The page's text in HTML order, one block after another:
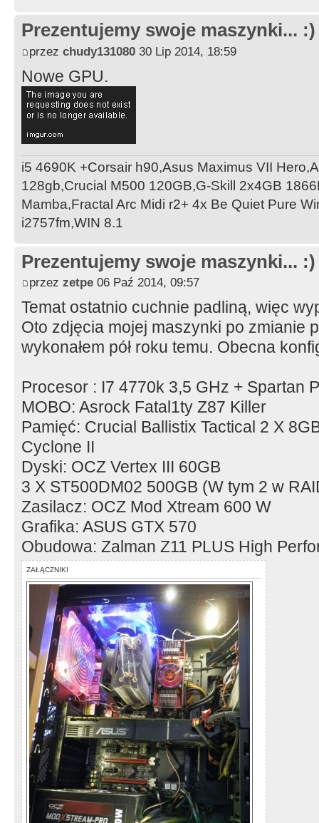
Prezentujemy swoje maszynki... :)
przez chudy131080 30 Lip 2014, 18:59
Nowe GPU.
i5 4690K +Corsair h90,Asus Maximus VII
128gb,Crucial M500 120GB,G-Skill 2x4GB
Mamba,Fractal Arc Midi r2+ 4x Be Quiet Pure
i2757fm,WIN 8.1
Prezentujemy swoje maszynki... :)
przez zetpe 06 Paź 2014, 09:57
Temat ostatnio cuchnie padliną, więc
Oto zdjęcia mojej maszynki po zmianie
wykonałem pół roku temu. Obecna
Procesor : I7 4770k 3,5 GHz + Spartan
MOBO: Asrock Fatal1ty Z87 Killer
Pamięć: Crucial Ballistix Tactical 2 X
Cyclone II
Dyski: OCZ Vertex III 60GB
3 X ST500DM02 500GB (W tym 2 w
Zasilacz: OCZ Mod Xtream 600 W
Grafika: ASUS GTX 570
Obudowa: Zalman Z11 PLUS High
ZAŁĄCZNIKI